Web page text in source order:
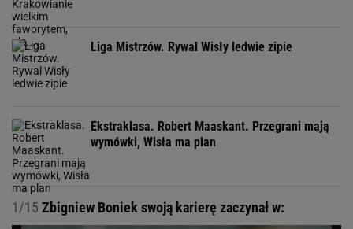
Liga Mistrzów. Rywal Wisły ledwie zipie
Ekstraklasa. Robert Maaskant. Przegrani mają
wymówki, Wisła ma plan
1/15 Zbigniew Boniek swoją karierę zaczynał w: